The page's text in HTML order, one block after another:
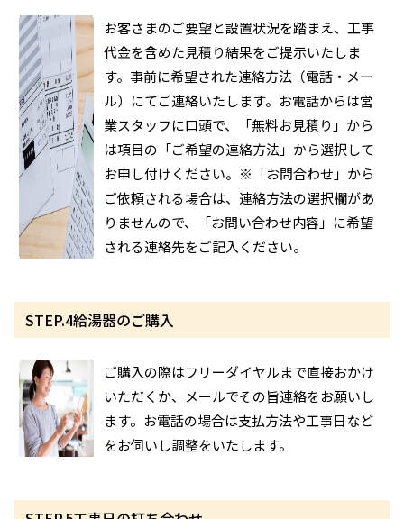
お客さまのご要望と設置状況を踏まえ、工事
代金を含めた見積り結果をご提示いたしま
す。事前に希望された連絡方法（電話・メー
ル）にてご連絡いたします。お電話からは営
業スタッフに口頭で、「無料お見積り」から
は項目の「ご希望の連絡方法」から選択して
お申し付けください。※「お問合わせ」から
ご依頼される場合は、連絡方法の選択欄があ
りませんので、「お問い合わせ内容」に希望
される連絡先をご記入ください。
STEP.4給湯器のご購入
ご購入の際はフリーダイヤルまで直接おかけ
いただくか、メールでその旨連絡をお願いし
ます。お電話の場合は支払方法や工事日など
をお伺いし調整をいたします。